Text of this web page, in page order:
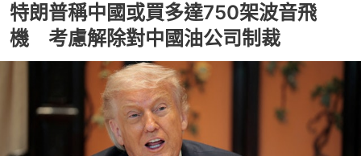
特朗普稱中國或買多達750架波音飛
機 考慮解除對中國油公司制裁